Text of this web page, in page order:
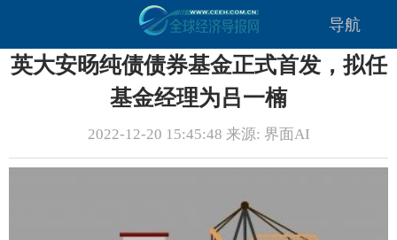
导航
英大安旸纯债债券基金正式首发，拟任
基金经理为吕一楠
2022-12-20 15:45:48 来源: 界面AI